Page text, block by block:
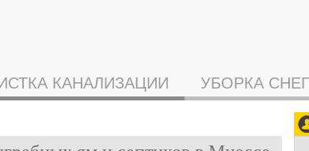
КАНАЛИЗАЦИИ УБОРКА